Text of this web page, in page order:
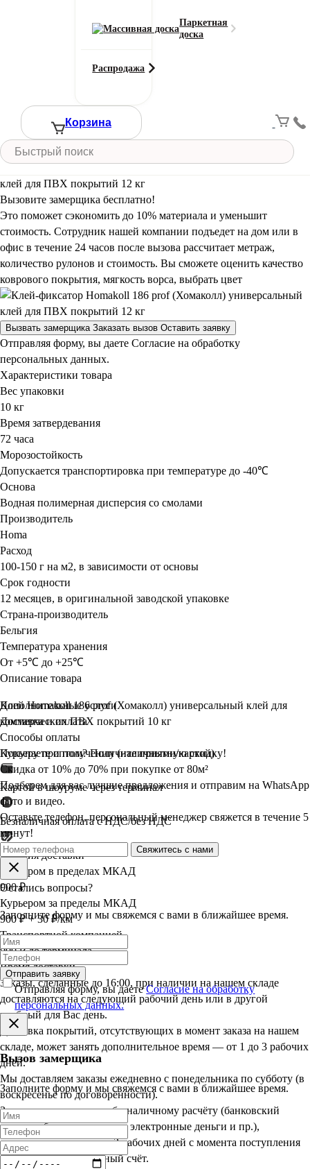
Паркетная
доска
Распродажа
Корзина
Смотреть все характеристики
₽
Итого:
Итого к оплате:
10840 ₽
Добавить в корзину
Вызовите замерщика бесплатно!
Это поможет сэкономить до 10% материала и уменьшит
стоимость. Сотрудник нашей компании подъедет на дом или в
офис в течение 24 часов после вызова рассчитает метраж,
количество рулонов и стоимость. Вы сможете оценить качество
коврового покрытия, мягкость ворса, выбрать цвет
Вызвать замерщика Заказать вызов Оставить заявку
Отправляя форму, вы даете Согласие на обработку
персональных данных.
Характеристики товара
Вес упаковки
10 кг
Время затвердевания
72 часа
Морозостойкость
Допускается транспортировка при температуре до -40℃
Основа
Водная полимерная дисперсия со смолами
Производитель
Homa
Расход
100-150 г на м2, в зависимости от основы
Срок годности
12 месяцев, в оригинальной заводской упаковке
Страна-производитель
Бельгия
Температура хранения
От +5℃ до +25℃
Описание товара
Клей Homakoll 186 prof (Хомаколл) универсальный клей для
коммерческих ПВХ покрытий 10 кг
Дополнительные услуги
Доставка и оплата
Способы оплаты
Курьеру при получении (наличными/картой)
Картой в шоуруме через терминал
Безналичная оплата с НДС/без НДС
Условия доставки
Курьером в пределах МКАД
900 ₽
Курьером за пределы МКАД
900 ₽ + 30 ₽/км
Транспортной компанией
900 ₽ до терминала
Время доставки
Заказы, сделанные до 16:00, при наличии на нашем складе
доставляются на следующий рабочий день или в другой
удобный для Вас день.
Доставка покрытий, отсутствующих в момент заказа на нашем
складе, может занять дополнительное время — от 1 до 3 рабочих
дней.
Мы доставляем заказы ежедневно с понедельника по субботу (в
воскресенье по договорённости).
Заказы, оплаченные по безналичному расчёту (банковский
перевод, банковская карта, электронные деньги и пр.),
доставляются в срок до 3 рабочих дней с момента поступления
оплаты на наш расчётный счёт.
Покупаете оптом? Получитеприятнуюскидку!
Скидка от 10% до 70% при покупке от 80м²
Подберем для вас лучшие предложения и отправим на WhatsApp
фото и видео.
Оставьте телефон, персональный менеджер свяжется в течение 5
минут!
Свяжитесь с нами
Остались вопросы?
Заполните форму и мы свяжемся с вами в ближайшее время.
Отправить заявку
Отправляя форму, вы даетеСогласие на обработку
персональных данных.
Вызов замерщика
Заполните форму и мы свяжемся с вами в ближайшее время.